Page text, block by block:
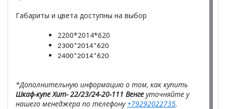
Габариты и цвета доступны на выбор
2200*2014*620
2300*2014*620
2400*2014*620
*Дополнительную информацию о том, как купить
Шкаф-купе Хит- 22/23/24-20-111 Венге уточняйте у
нашего менеджера по телефону +79292022735.